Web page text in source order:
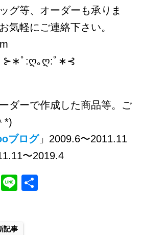
グ等、オーダーも承りま
気軽にご連絡下さい。
⊱∗ﾟ:ღ｡ღ:ﾟ∗⊰
ダーで作成した商品等。ご
*)
ブログ」2009.6〜2011.11
〜2019.4
M
Li
記事